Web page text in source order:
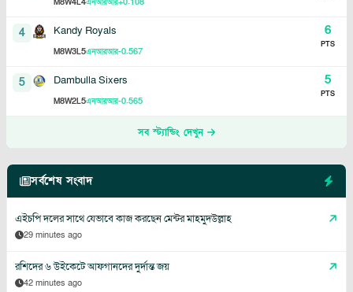
4 Kandy Royals
M8W3L5এনআরআর-0.567
6
PTS
5 Dambulla Sixers
M8W2L5এনআরআর-0.565
5
PTS
সব স্ট্যান্ডিং দেখুন
সর্বশেষ সংবাদ
এইচপি দলের সাথে যেভাবে কাজ করছেন মেন্টর মাহমুদউল্লাহ
29 minutes ago
রশিদের ৬ উইকেটে আফগানদের দুর্দান্ত জয়
42 minutes ago